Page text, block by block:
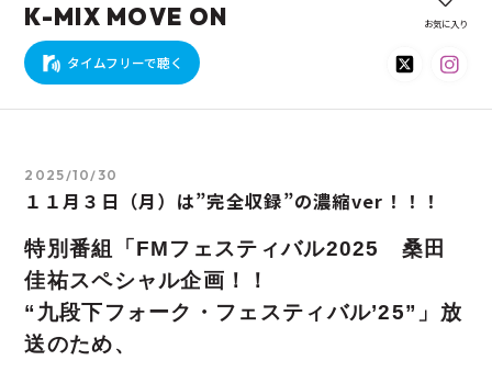
K-MIX MOVE ON
タイムフリーで聴く
お気に入り
2025/10/30
１１月３日（月）は”完全収録”の濃縮ver！！！
特別番組「FMフェスティバル2025 桑田
佳祐スペシャル企画！！
“九段下フォーク・フェスティバル’25”」放
送のため、